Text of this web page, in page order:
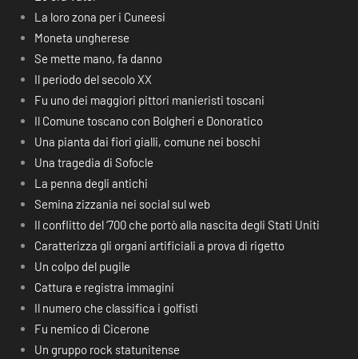
La loro zona per i Cuneesi
Moneta ungherese
Se mette mano, fa danno
Il periodo del secolo XX
Fu uno dei maggiori pittori manieristi toscani
Il Comune toscano con Bolgheri e Donoratico
Una pianta dai fiori gialli, comune nei boschi
Una tragedia di Sofocle
La penna degli antichi
Semina zizzania nei social sul web
Il conflitto del ‘700 che portò alla nascita degli Stati Uniti
Caratterizza gli organi artificiali a prova di rigetto
Un colpo del pugile
Cattura e registra immagini
Il numero che classifica i golfisti
Fu nemico di Cicerone
Un gruppo rock statunitense